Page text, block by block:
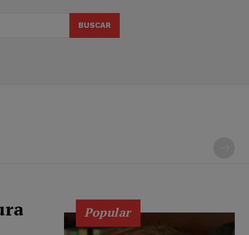
BUSCAR
Popular